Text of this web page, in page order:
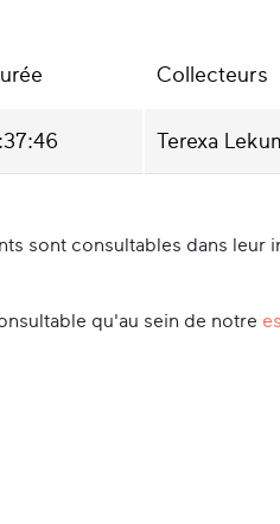
Collecteurs
Terexa
sont consultables dans leur
qu'au sein de notre